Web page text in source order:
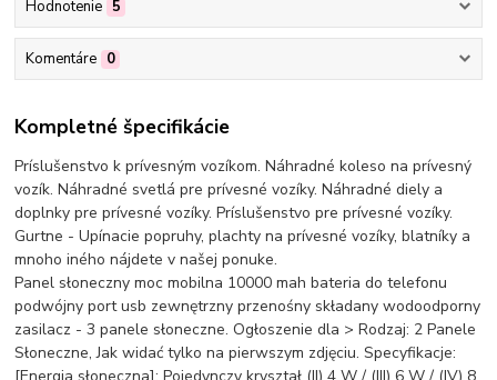
Hodnotenie 5
Komentáre 0
Kompletné špecifikácie
Príslušenstvo k prívesným vozíkom. Náhradné koleso na prívesný
vozík. Náhradné svetlá pre prívesné vozíky. Náhradné diely a
doplnky pre prívesné vozíky. Príslušenstvo pre prívesné vozíky.
Gurtne - Upínacie popruhy, plachty na prívesné vozíky, blatníky a
mnoho iného nájdete v našej ponuke.
Panel słoneczny moc mobilna 10000 mah bateria do telefonu
podwójny port usb zewnętrzny przenośny składany wodoodporny
zasilacz - 3 panele słoneczne. Ogłoszenie dla > Rodzaj: 2 Panele
Słoneczne, Jak widać tylko na pierwszym zdjęciu. Specyfikacje: